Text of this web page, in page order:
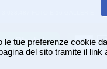
tue preferenze cookie
del sito tramite il link
A